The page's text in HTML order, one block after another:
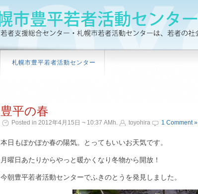
札幌市豊平若者活動センター
豊平の春
Posted in 2012年4月15日 ¬ 10:37 AMh. toyohira 1 Comment »
本日もぽかぽか春の陽気。とってもいいお天気です。
月曜日あたりからやっと暖かくなり冬物から開放！
今朝豊平若者活動センターでふきのとうを発見しました。